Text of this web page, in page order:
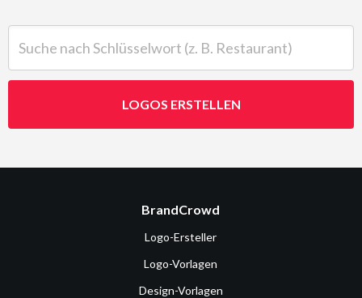
LOGOS ERSTELLEN
BrandCrowd
Logo-Ersteller
Logo-Vorlagen
Design-Vorlagen